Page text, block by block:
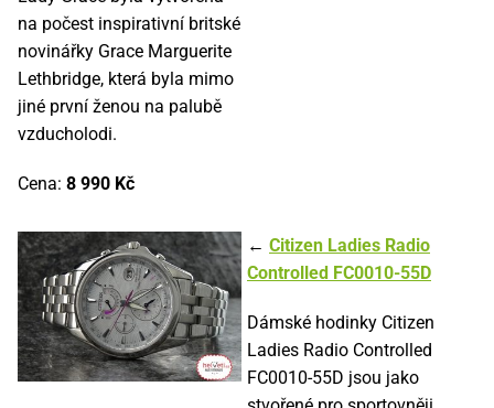
na počest inspirativní britské
novinářky Grace Marguerite
Lethbridge, která byla mimo
jiné první ženou na palubě
vzducholodi.
Cena: 8 990 Kč
← Citizen Ladies Radio
Controlled FC0010-55D
Dámské hodinky Citizen
Ladies Radio Controlled
FC0010-55D jsou jako